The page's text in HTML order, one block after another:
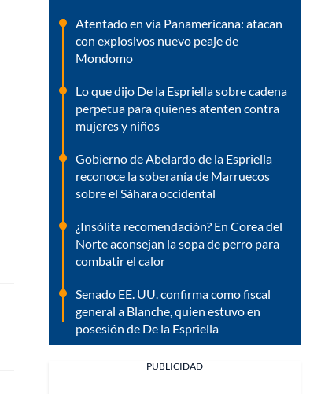
Atentado en vía Panamericana: atacan
con explosivos nuevo peaje de
Mondomo
Lo que dijo De la Espriella sobre cadena
perpetua para quienes atenten contra
mujeres y niños
Gobierno de Abelardo de la Espriella
reconoce la soberanía de Marruecos
sobre el Sáhara occidental
¿Insólita recomendación? En Corea del
Norte aconsejan la sopa de perro para
combatir el calor
Senado EE. UU. confirma como fiscal
general a Blanche, quien estuvo en
posesión de De la Espriella
PUBLICIDAD